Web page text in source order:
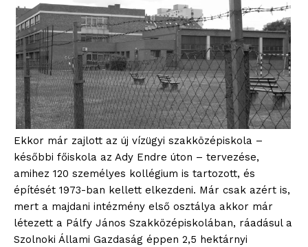
Ekkor már zajlott az új vízügyi szakközépiskola –
későbbi főiskola az Ady Endre úton – tervezése,
amihez 120 személyes kollégium is tartozott, és
építését 1973-ban kellett elkezdeni. Már csak azért is,
mert a majdani intézmény első osztálya akkor már
létezett a Pálfy János Szakközépiskolában, ráadásul a
Szolnoki Állami Gazdaság éppen 2,5 hektárnyi